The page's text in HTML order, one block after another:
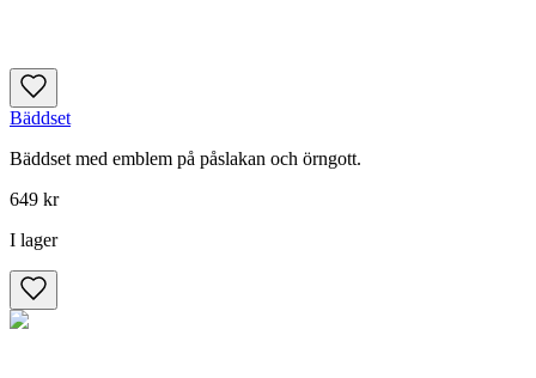
Bäddset
Bäddset med emblem på påslakan och örngott.
649 kr
I lager